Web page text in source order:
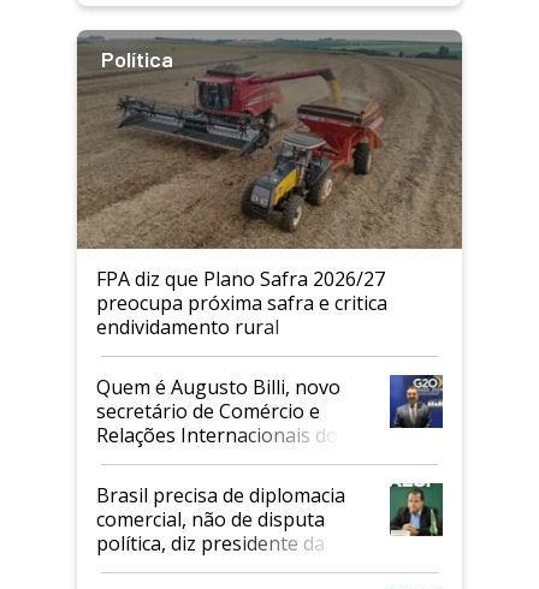
Política
FPA diz que Plano Safra 2026/27
preocupa próxima safra e critica
endividamento rural
Quem é Augusto Billi, novo
secretário de Comércio e
Relações Internacionais do
Mapa
Brasil precisa de diplomacia
comercial, não de disputa
política, diz presidente da
Faesp